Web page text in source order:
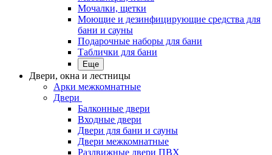
Мочалки, щетки
Моющие и дезинфицирующие средства для
бани и сауны
Подарочные наборы для бани
Таблички для бани
Еще
Двери, окна и лестницы
Арки межкомнатные
Двери
Балконные двери
Входные двери
Двери для бани и сауны
Двери межкомнатные
Раздвижные двери ПВХ